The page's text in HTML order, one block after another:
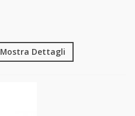
Mostra Dettagli